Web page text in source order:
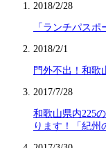
2018/2/28
「ランチパス
2018/2/1
門外不出！和歌
2017/7/28
和歌山県内225
ります！「紀州